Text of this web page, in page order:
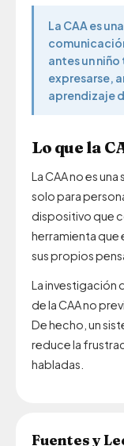
La CAA es
antes un
expresarse,
aprendizaje
Lo que la
La CAA no es
solo para
dispositivo que
herramienta que
sus propios
La investigación
de la CAA no
De hecho, un
reduce la
habladas.
Fuentes y